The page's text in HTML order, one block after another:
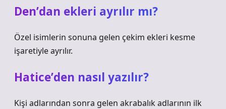
Den’dan ekleri ayrılır mı?
Özel isimlerin sonuna gelen çekim ekleri kesme
işaretiyle ayrılır.
Hatice’den nasıl yazılır?
Kişi adlarından sonra gelen akrabalık adlarının ilk